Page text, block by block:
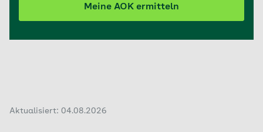
Meine AOK ermitteln
Aktualisiert: 04.08.2026